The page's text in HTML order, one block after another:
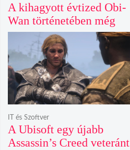
A kihagyott évtized Obi-
Wan történetében még
mindig betöltetlen űr
maradt Ewan McGregor
szerint
A Ubisoft egy újabb
Assassin’s Creed veteránt
IT és Szoftver